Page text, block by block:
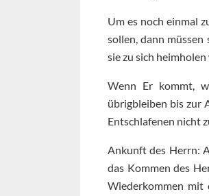
Um es noch einmal
sollen, dann
sie zu sich
Wenn Er kommt,
übrigbleiben bis zur
Entschlafenen nicht
Ankunft des Herrn:
das Kommen des
Wiederkommen mit